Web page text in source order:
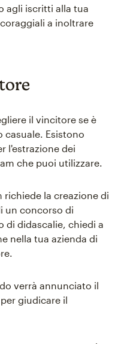
agli iscritti alla tua
a inoltrare
il vincitore se è
casuale. Esistono
l'estrazione dei
che puoi utilizzare.
richiede la creazione di
un concorso di
di didascalie, chiedi a
nella tua azienda di
verrà annunciato il
giudicare il